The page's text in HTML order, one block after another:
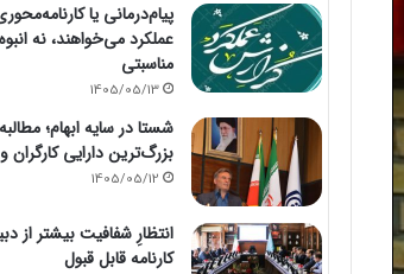
پیام‌درمانی یا
عملکرد می‌خواهند، نه
مناسبتی
1405/05/13
شستا در سایه ابهام؛
بزرگ‌ترین دارایی کارگران
1405/05/12
انتظارِ شفافیت بیشتر از
کارنامه قابل قبول